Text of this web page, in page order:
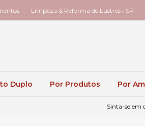
Limpeza & Reforma de Lustres • SP
Duplo Por Produtos Por
Sinta-se em